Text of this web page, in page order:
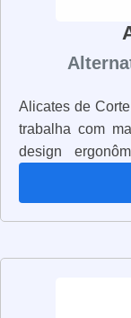
Alicates de
trabalha com
design
trabalhe com
aço inoxidável,
resistentes
materiais.
fáceis de